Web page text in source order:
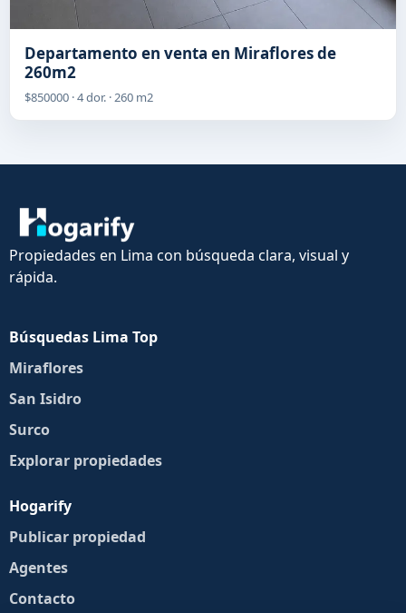
Departamento en venta en Miraflores de
260m2
$850000 · 4 dor. · 260 m2
Propiedades en Lima con búsqueda clara, visual y
rápida.
Búsquedas Lima Top
Miraflores
San Isidro
Surco
Explorar propiedades
Hogarify
Publicar propiedad
Agentes
Contacto